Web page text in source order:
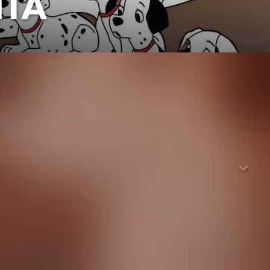
auf eigene Art zu ermitteln. Und tatsächlich